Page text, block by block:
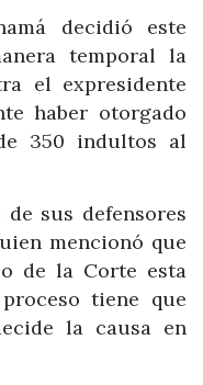
decidió este
temporal la
el expresidente
haber otorgado
350 indultos al
sus defensores
mencionó que
de la Corte esta
tiene que
la causa en